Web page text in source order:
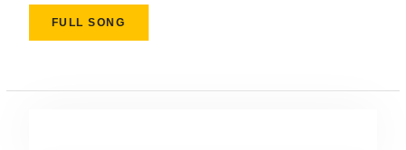
FULL SONG